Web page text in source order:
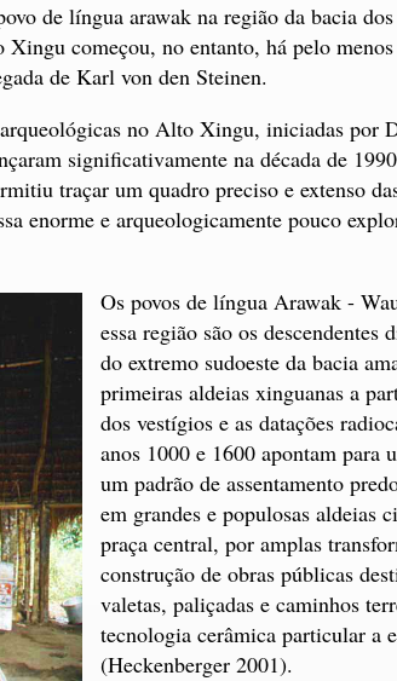
de língua arawak na região da bacia dos
Xingu começou, no entanto, há pelo
de Karl von den Steinen.
no Alto Xingu, iniciadas por
significativamente na década de
traçar um quadro preciso e extenso
enorme e arqueologicamente pouco
Os povos de língua Arawak -
essa região são os
do extremo sudoeste da bacia
primeiras aldeias xinguanas a
dos vestígios e as datações
anos 1000 e 1600 apontam para
um padrão de assentamento
em grandes e populosas aldeias
praça central, por amplas
construção de obras públicas
valetas, paliçadas e caminhos
tecnologia cerâmica particular a
(Heckenberger 2001).